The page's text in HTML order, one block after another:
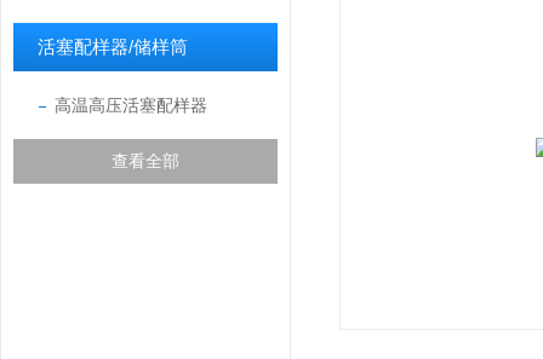
活塞配样器/储样筒
高温高压活塞配样器
查看全部